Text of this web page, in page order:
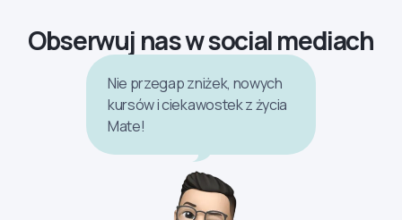
Obserwuj nas w social mediach
Nie przegap zniżek, nowych
kursów i ciekawostek z życia
Mate!